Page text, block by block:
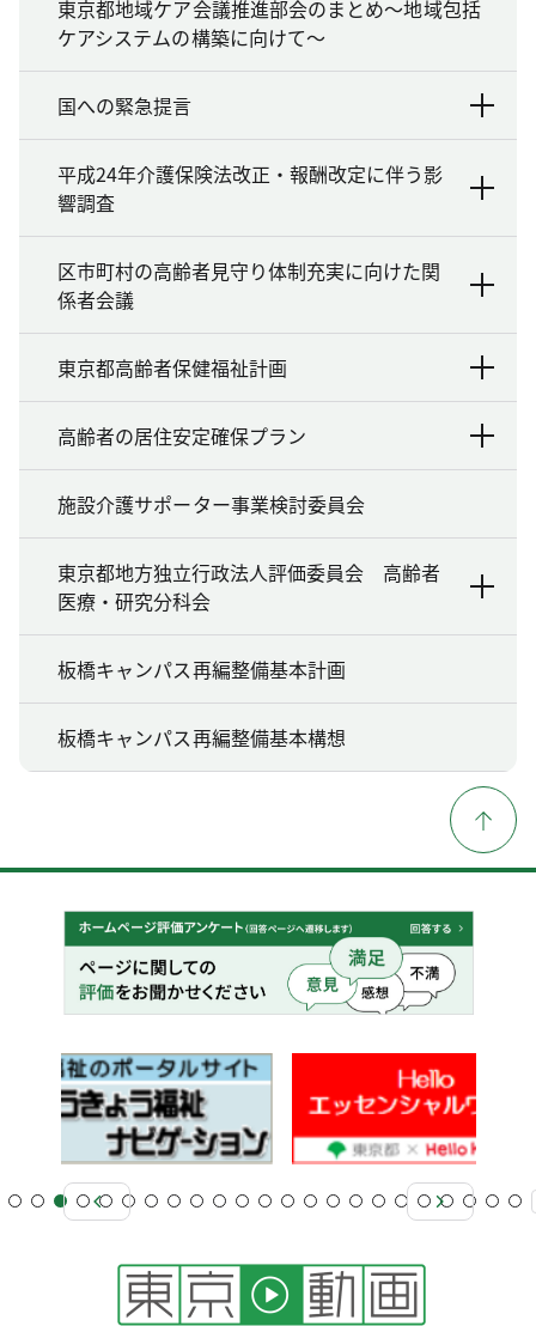
東京都地域ケア会議推進部会のまとめ～地域包括
ケアシステムの構築に向けて～
国への緊急提言
平成24年介護保険法改正・報酬改定に伴う影
響調査
区市町村の高齢者見守り体制充実に向けた関
係者会議
東京都高齢者保健福祉計画
高齢者の居住安定確保プラン
施設介護サポーター事業検討委員会
東京都地方独立行政法人評価委員会 高齢者
医療・研究分科会
板橋キャンパス再編整備基本計画
板橋キャンパス再編整備基本構想